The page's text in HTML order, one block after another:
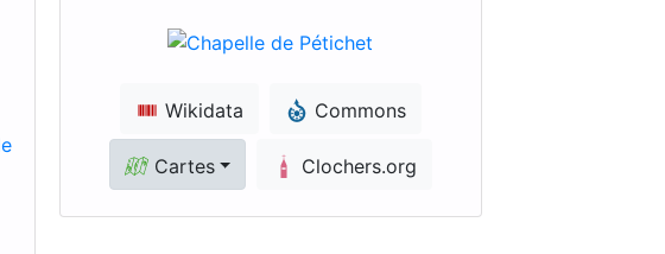
Wikidata Commons
Cartes Clochers.org